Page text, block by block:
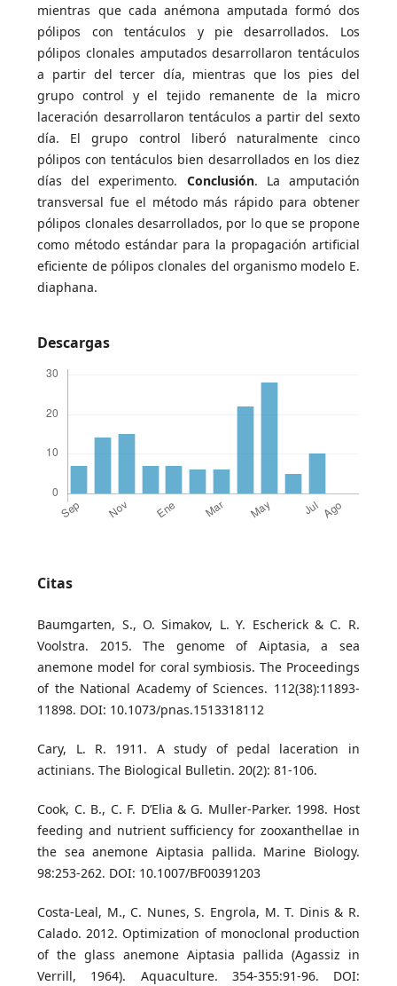
mientras que cada anémona amputada formó dos
pólipos con tentáculos y pie desarrollados. Los
pólipos clonales amputados desarrollaron tentáculos
a partir del tercer día, mientras que los pies del
grupo control y el tejido remanente de la micro
laceración desarrollaron tentáculos a partir del sexto
día. El grupo control liberó naturalmente cinco
pólipos con tentáculos bien desarrollados en los diez
días del experimento. Conclusión. La amputación
transversal fue el método más rápido para obtener
pólipos clonales desarrollados, por lo que se propone
como método estándar para la propagación artificial
eficiente de pólipos clonales del organismo modelo E.
diaphana.
Descargas
Citas
Baumgarten, S., O. Simakov, L. Y. Escherick & C. R.
Voolstra. 2015. The genome of Aiptasia, a sea
anemone model for coral symbiosis. The Proceedings
of the National Academy of Sciences. 112(38):11893-
11898. DOI: 10.1073/pnas.1513318112
Cary, L. R. 1911. A study of pedal laceration in
actinians. The Biological Bulletin. 20(2): 81-106.
Cook, C. B., C. F. D’Elia & G. Muller-Parker. 1998. Host
feeding and nutrient sufficiency for zooxanthellae in
the sea anemone Aiptasia pallida. Marine Biology.
98:253-262. DOI: 10.1007/BF00391203
Costa-Leal, M., C. Nunes, S. Engrola, M. T. Dinis & R.
Calado. 2012. Optimization of monoclonal production
of the glass anemone Aiptasia pallida (Agassiz in
Verrill, 1964). Aquaculture. 354-355:91-96. DOI: